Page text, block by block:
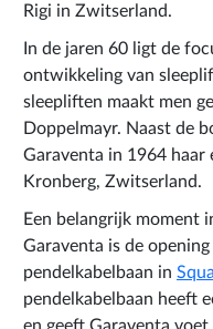
Rigi in Zwitserland.
In de jaren 60 ligt de
ontwikkeling van
sleepliften maakt men
Doppelmayr. Naast de
Garaventa in 1964 haar
Kronberg, Zwitserland.
Een belangrijk moment
Garaventa is de
pendelkabelbaan in
pendelkabelbaan heeft
en geeft Garaventa voet